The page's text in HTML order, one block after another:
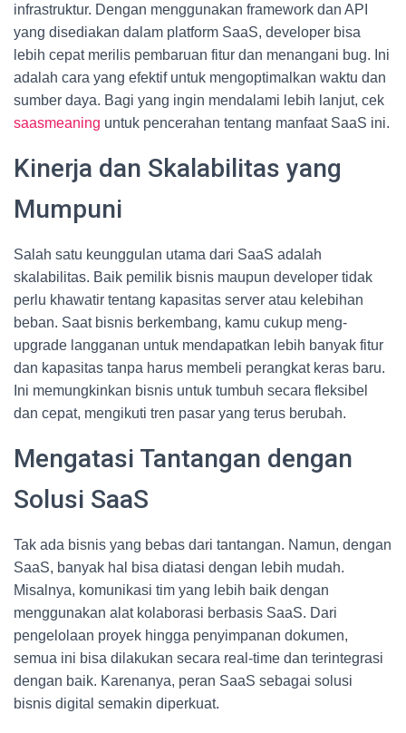
infrastruktur. Dengan menggunakan framework dan API
yang disediakan dalam platform SaaS, developer bisa
lebih cepat merilis pembaruan fitur dan menangani bug. Ini
adalah cara yang efektif untuk mengoptimalkan waktu dan
sumber daya. Bagi yang ingin mendalami lebih lanjut, cek
saasmeaning untuk pencerahan tentang manfaat SaaS ini.
Kinerja dan Skalabilitas yang
Mumpuni
Salah satu keunggulan utama dari SaaS adalah
skalabilitas. Baik pemilik bisnis maupun developer tidak
perlu khawatir tentang kapasitas server atau kelebihan
beban. Saat bisnis berkembang, kamu cukup meng-
upgrade langganan untuk mendapatkan lebih banyak fitur
dan kapasitas tanpa harus membeli perangkat keras baru.
Ini memungkinkan bisnis untuk tumbuh secara fleksibel
dan cepat, mengikuti tren pasar yang terus berubah.
Mengatasi Tantangan dengan
Solusi SaaS
Tak ada bisnis yang bebas dari tantangan. Namun, dengan
SaaS, banyak hal bisa diatasi dengan lebih mudah.
Misalnya, komunikasi tim yang lebih baik dengan
menggunakan alat kolaborasi berbasis SaaS. Dari
pengelolaan proyek hingga penyimpanan dokumen,
semua ini bisa dilakukan secara real-time dan terintegrasi
dengan baik. Karenanya, peran SaaS sebagai solusi
bisnis digital semakin diperkuat.